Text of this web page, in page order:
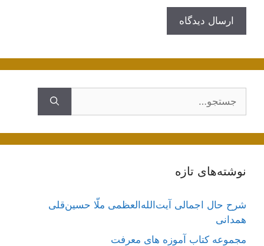
نوشته‌های تازه
شرح حال اجمالی آیت‌الله‌العظمی ملّا حسین‌قلی
همدانی
مجموعه کتاب آموزه های معرفت